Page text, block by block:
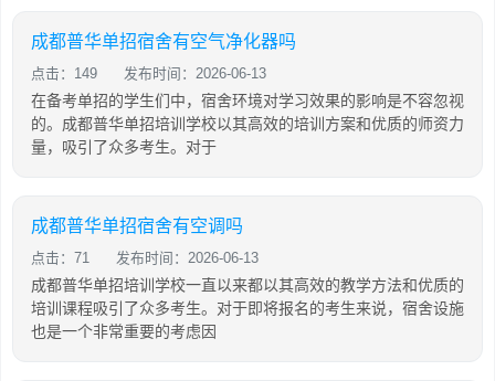
成都普华单招宿舍有空气净化器吗
点击：149 发布时间：2026-06-13
在备考单招的学生们中，宿舍环境对学习效果的影响是不容忽视
的。成都普华单招培训学校以其高效的培训方案和优质的师资力
量，吸引了众多考生。对于
成都普华单招宿舍有空调吗
点击：71 发布时间：2026-06-13
成都普华单招培训学校一直以来都以其高效的教学方法和优质的
培训课程吸引了众多考生。对于即将报名的考生来说，宿舍设施
也是一个非常重要的考虑因